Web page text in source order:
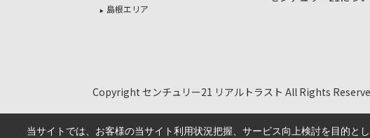
島根エリア
Copyright センチュリー21 リアルトラスト All Rights
当サイトでは、お客様の当サイト利用状況把握、サービス向上検討を目的と